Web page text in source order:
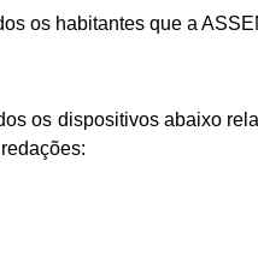
os habitantes que a
os dispositivos abaixo